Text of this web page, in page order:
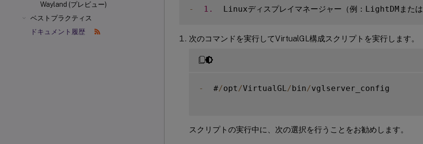
Wayland (プレビュー)
ベストプラクティス
ドキュメント履歴
- 1.
  Linuxディスプレイマネージャー（例：LightDMまたは
次のコマンドを実行してVirtualGL構成スクリプトを実行します。
-
  #
/opt /VirtualGL /bin/vglserver_config
スクリプトの実行中に、次の選択を行うことをお勧めします。